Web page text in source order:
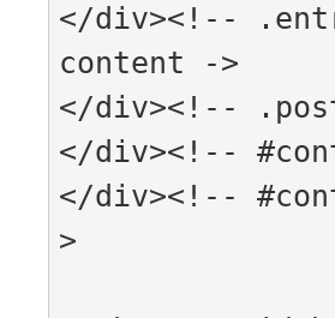
</div><!--
content ->
</div><!--
</div><!--
</div><!--
>